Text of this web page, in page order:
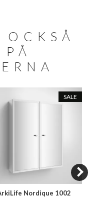
SALE
Nordique 1002